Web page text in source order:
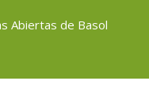
Abiertas de Basol